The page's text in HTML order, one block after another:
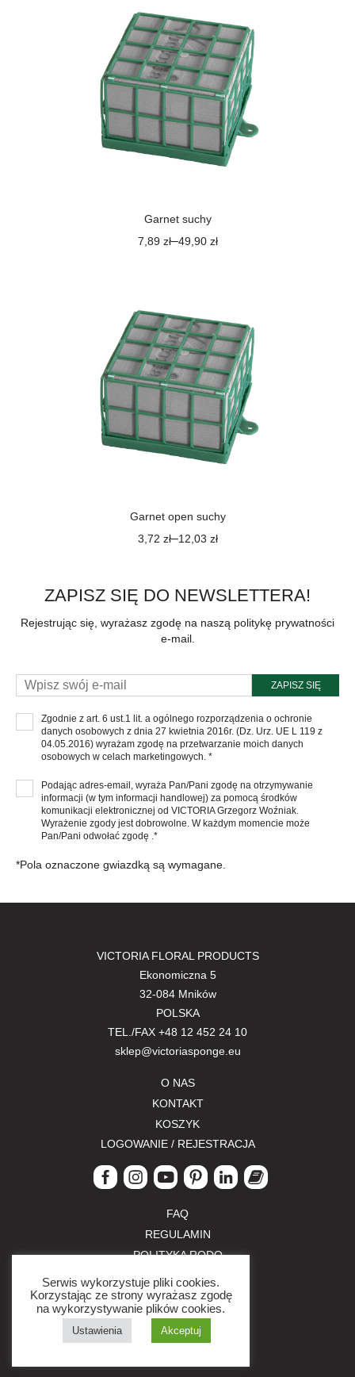
Garnet suchy
7,89 zł–49,90 zł
Garnet open suchy
3,72 zł–12,03 zł
ZAPISZ SIĘ DO NEWSLETTERA!
Rejestrując się, wyrażasz zgodę na naszą politykę prywatności
e-mail.
ZAPISZ SIĘ
Zgodnie z art. 6 ust.1 lit. a ogólnego rozporządzenia o ochronie
danych osobowych z dnia 27 kwietnia 2016r. (Dz. Urz. UE L 119 z
04.05.2016) wyrażam zgodę na przetwarzanie moich danych
osobowych w celach marketingowych. *
Podając adres-email, wyraża Pan/Pani zgodę na otrzymywanie
informacji (w tym informacji handlowej) za pomocą środków
komunikacji elektronicznej od VICTORIA Grzegorz Woźniak.
Wyrażenie zgody jest dobrowolne. W każdym momencie może
Pan/Pani odwołać zgodę .*
*Pola oznaczone gwiazdką są wymagane.
VICTORIA FLORAL PRODUCTS
Ekonomiczna 5
32-084 Mników
POLSKA
TEL./FAX +48 12 452 24 10
sklep@victoriasponge.eu
FAQ
REGULAMIN
POLITYKA RODO
POLITYKA PRYWATNOŚCI
ZWROTY I REKLAMACJE
FORMY PŁATNOŚCI
O NAS
KONTAKT
KOSZYK
LOGOWANIE / REJESTRACJA
Serwis wykorzystuje pliki cookies.
Korzystając ze strony wyrażasz zgodę
na wykorzystywanie plików cookies.
Ustawienia Akceptuj